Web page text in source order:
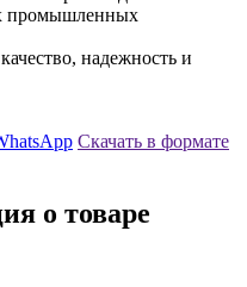
промышленных
надежность и
Скачать в формате
о товаре